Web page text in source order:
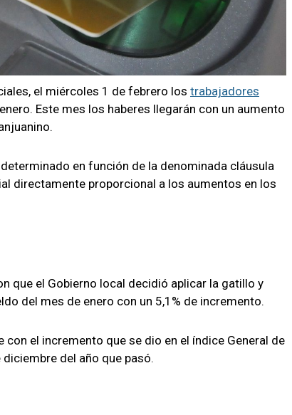
el miércoles 1 de febrero los trabajadores
Este mes los haberes llegarán con un aumento
en función de la denominada cláusula
directamente proporcional a los aumentos en los
que el Gobierno local decidió aplicar la gatillo y
del mes de enero con un 5,1% de incremento.
el incremento que se dio en el índice General de
del año que pasó.